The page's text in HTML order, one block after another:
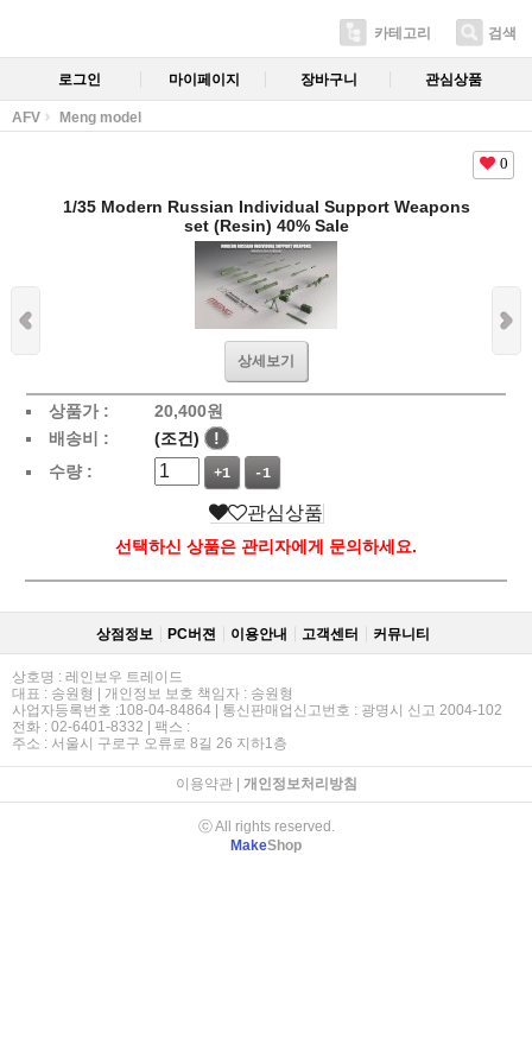
카테고리 검색
로그인 마이페이지 장바구니 관심상품
AFV Meng model
0
1/35 Modern Russian Individual Support Weapons
set (Resin) 40% Sale
상세보기
상품가 : 20,400원
배송비 :
(조건)
!
수량 :
+1 -1
관심상품
선택하신 상품은 관리자에게 문의하세요.
상점정보 PC버젼 이용안내 고객센터 커뮤니티
상호명 : 레인보우 트레이드
대표 : 송원형 | 개인정보 보호 책임자 : 송원형
사업자등록번호 :108-04-84864 | 통신판매업신고번호 : 광명시 신고 2004-102
전화 : 02-6401-8332 | 팩스 :
주소 : 서울시 구로구 오류로 8길 26 지하1층
이용약관| 개인정보처리방침
ⓒ All rights reserved.
MakeShop